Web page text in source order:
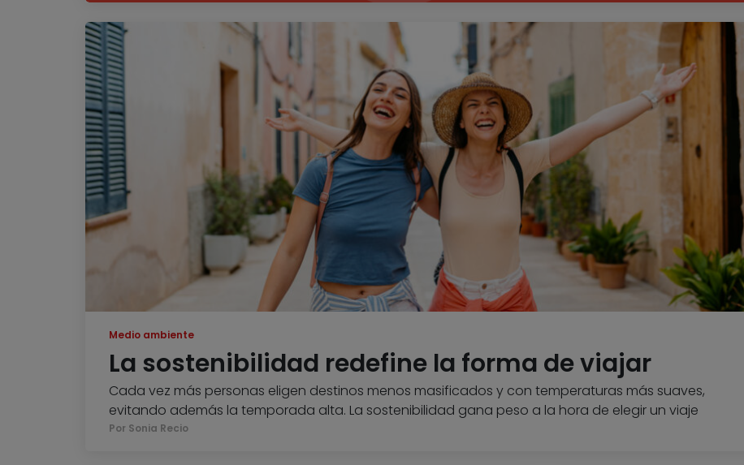
Medio ambiente
La sostenibilidad redefine la forma de viajar
Cada vez más personas eligen destinos menos masificados y con temperaturas más suaves,
evitando además la temporada alta. La sostenibilidad gana peso a la hora de elegir un viaje
Por Sonia Recio